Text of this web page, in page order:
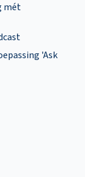
mét
'Ask